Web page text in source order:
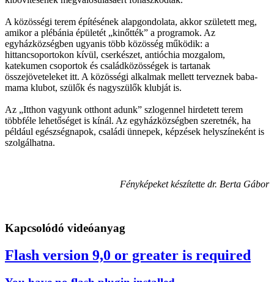
A közösségi terem építésének alapgondolata, akkor született meg,
amikor a plébánia épületét „kinőtték” a programok. Az
egyházközségben ugyanis több közösség működik: a
hittancsoportokon kívül, cserkészet, antióchia mozgalom,
katekumen csoportok és családközösségek is tartanak
összejöveteleket itt. A közösségi alkalmak mellett terveznek baba-
mama klubot, szülők és nagyszülők klubját is.
Az „Itthon vagyunk otthont adunk” szlogennel hirdetett terem
többféle lehetőséget is kínál. Az egyházközségben szeretnék, ha
például egészségnapok, családi ünnepek, képzések helyszíneként is
szolgálhatna.
Fényképeket készítette dr. Berta Gábor
Kapcsolódó videóanyag
Flash version 9,0 or greater is required